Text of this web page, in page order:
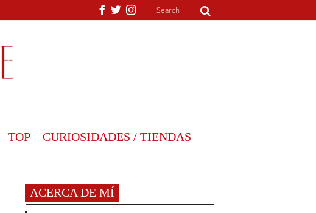
TOP CURIOSIDADES / TIENDAS
ACERCA DE MÍ